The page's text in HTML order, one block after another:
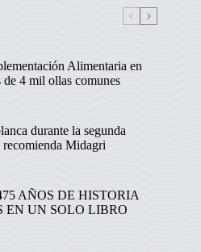
Alimentaria en
de 4 mil ollas comunes
durante la segunda
recomienda Midagri
AÑOS DE HISTORIA
EN UN SOLO LIBRO